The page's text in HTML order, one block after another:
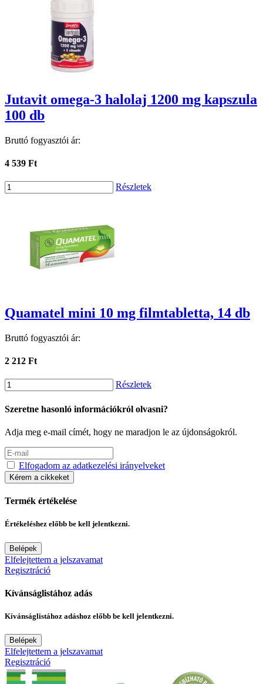
Jutavit omega-3 halolaj 1200 mg kapszula
100 db
Bruttó fogyasztói ár:
4 539 Ft
Részletek
Quamatel mini 10 mg filmtabletta, 14 db
Bruttó fogyasztói ár:
2 212 Ft
Részletek
Szeretne hasonló információkról olvasni?
Adja meg e-mail címét, hogy ne maradjon le az újdonságokról.
Elfogadom az adatkezelési irányelveket
Kérem a cikkeket
Termék értékelése
Értékeléshez előbb be kell jelentkezni.
Belépek
Elfelejtettem a jelszavamat
Regisztráció
Kívánságlistához adás
Kívánságlistához adáshoz előbb be kell jelentkezni.
Belépek
Elfelejtettem a jelszavamat
Regisztráció